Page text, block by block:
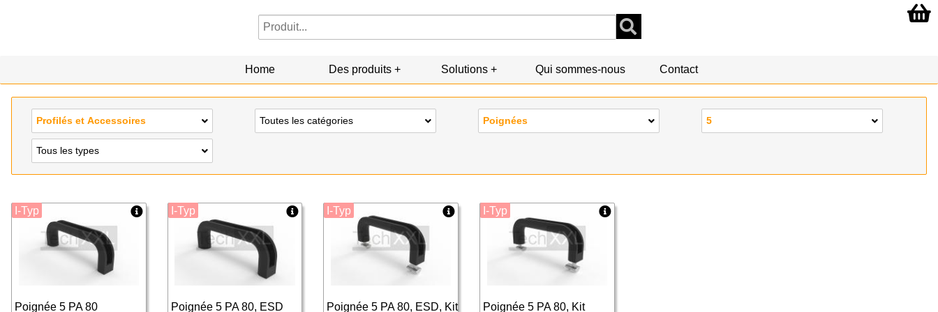
Home Des produits Solutions Qui sommes-nous Contact
Profilés et Accessoires Toutes les catégories Poignées 5
Tous les types
Poignée 5 PA 80
I-Typ
Poignée 5 PA 80, ESD
I-Typ
Poignée 5 PA 80, ESD, Kit
I-Typ
Poignée 5 PA 80, Kit
I-Typ